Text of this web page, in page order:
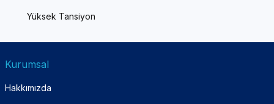
Yüksek Tansiyon
Kurumsal
Hakkımızda